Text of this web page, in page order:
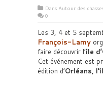
Dans Autour des
0
Les 3, 4 et 5
François-Lamy
faire découvrir l’île
Cet événement est
édition d’Orléans,